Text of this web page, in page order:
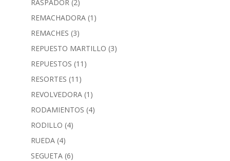
RASPADOR (2)
REMACHADORA (1)
REMACHES (3)
REPUESTO MARTILLO (3)
REPUESTOS (11)
RESORTES (11)
REVOLVEDORA (1)
RODAMIENTOS (4)
RODILLO (4)
RUEDA (4)
SEGUETA (6)